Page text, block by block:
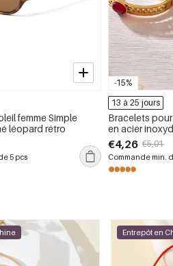
femme Simple
léopard rétro
5 pcs
-15%
13 à 25 jours
Bracelets
en acier
naturelle,
ternissement
€4,26 €5,01
Commande min.
Entrepôt en